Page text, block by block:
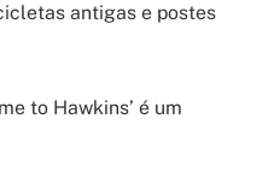
antigas e postes
to Hawkins’ é um